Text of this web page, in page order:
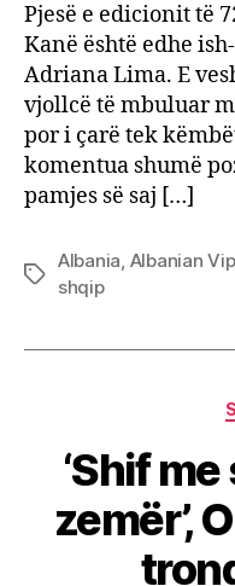
Pjesë e edicionit të
Kanë është edhe
Adriana Lima. E
vjollcë të mbuluar
por i çarë tek
komentua shumë
pamjes së saj […]
Tags
Albania, Albanian
shqip
‘Shif
zemër’,